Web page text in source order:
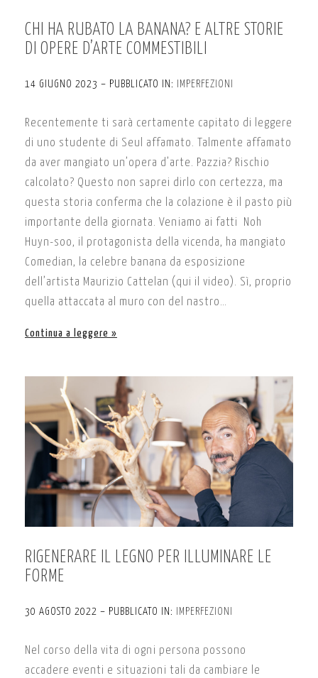
CHI HA RUBATO LA BANANA? E ALTRE STORIE
DI OPERE D’ARTE COMMESTIBILI
14 GIUGNO 2023 – PUBBLICATO IN: IMPERFEZIONI
Recentemente ti sarà certamente capitato di leggere
di uno studente di Seul affamato. Talmente affamato
da aver mangiato un’opera d’arte. Pazzia? Rischio
calcolato? Questo non saprei dirlo con certezza, ma
questa storia conferma che la colazione è il pasto più
importante della giornata. Veniamo ai fatti Noh
Huyn-soo, il protagonista della vicenda, ha mangiato
Comedian, la celebre banana da esposizione
dell’artista Maurizio Cattelan (qui il video). Sì, proprio
quella attaccata al muro con del nastro…
Continua a leggere
RIGENERARE IL LEGNO PER ILLUMINARE LE
FORME
30 AGOSTO 2022 – PUBBLICATO IN: IMPERFEZIONI
Nel corso della vita di ogni persona possono
accadere eventi e situazioni tali da cambiare le